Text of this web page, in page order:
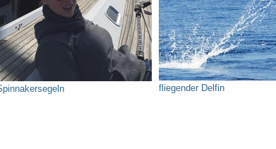
fliegender Delfin